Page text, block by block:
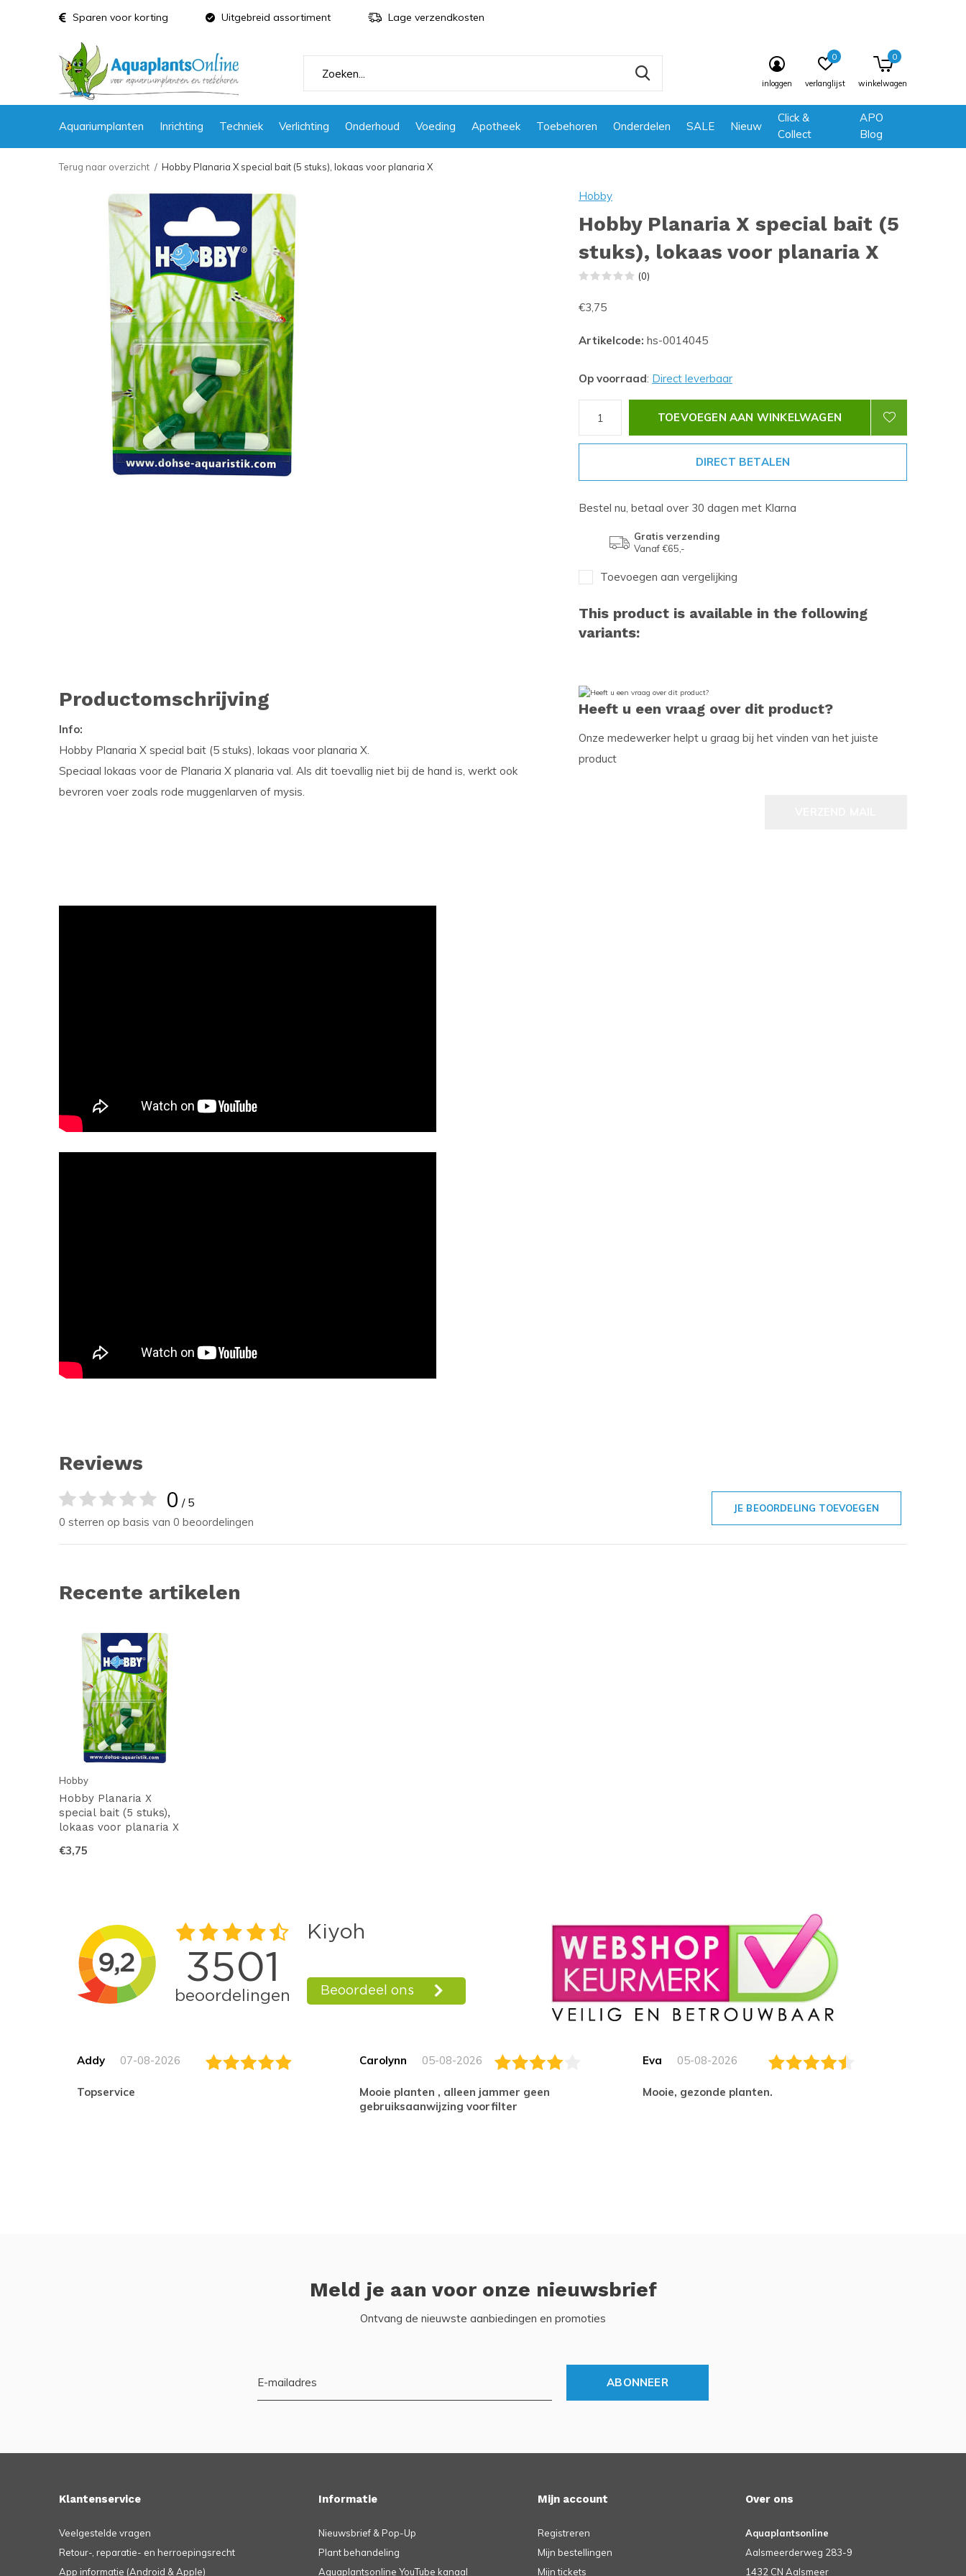
Aquariumplanten Inrichting Techniek Verlichting Onderhoud Voeding Apotheek Toebehoren Onderdelen SALE Nieuw
Click &
Collect
APO
Blog
inloggen verlanglijst
0
winkelwagen
0
Sparen voor korting Uitgebreid assortiment Lage verzendkosten
Terug naar overzicht Hobby Planaria X special bait (5 stuks), lokaas voor planaria X
Hobby
Hobby Planaria X special bait (5
stuks), lokaas voor planaria X
(0)
€3,75
Artikelcode: hs-0014045
Op voorraad: Direct leverbaar
TOEVOEGEN AAN WINKELWAGEN
DIRECT BETALEN
Bestel nu, betaal over 30 dagen met Klarna
Gratis verzending
Vanaf €65,-
Toevoegen aan vergelijking
This product is available in the following
variants:
Productomschrijving
Info:
Hobby Planaria X special bait (5 stuks), lokaas voor planaria X.
Speciaal lokaas voor de Planaria X planaria val. Als dit toevallig niet bij de hand is, werkt ook
bevroren voer zoals rode muggenlarven of mysis.
Heeft u een vraag over dit product?
Onze medewerker helpt u graag bij het vinden van het juiste
product
Reviews
0 / 5
0 sterren op basis van 0 beoordelingen
JE BEOORDELING TOEVOEGEN
Recente artikelen
Hobby
Hobby Planaria X
special bait (5 stuks),
lokaas voor planaria X
€3,75
Addy 07-08-2026
topservice
Carolynn 05-08-2026
Mooie planten , alleen jammer geen
gebruiksaanwijzing voorfilter
Eva 05-08-2026
Mooie, gezonde planten.
Meld je aan voor onze nieuwsbrief
Ontvang de nieuwste aanbiedingen en promoties
ABONNEER
Klantenservice
Veelgestelde vragen
Retour-, reparatie- en herroepingsrecht
App informatie (Android & Apple)
Informatie
Nieuwsbrief & Pop-Up
Plant behandeling
Aquaplantsonline YouTube kanaal
Mijn account
Registreren
Mijn bestellingen
Mijn tickets
Over ons
Aquaplantsonline
Aalsmeerderweg 283-9
1432 CN Aalsmeer